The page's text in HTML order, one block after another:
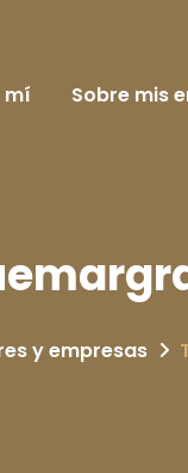
mí Sobre mis
y empresas